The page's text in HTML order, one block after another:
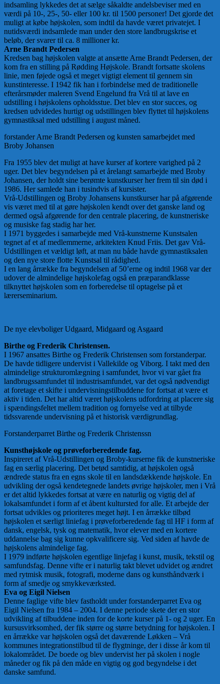
indsamling lykkedes det at sælge såkaldte andelsbeviser med en
værdi på 10-, 25-, 50- eller 100 kr. til 1500 personer! Det gjorde det
muligt at købe højskolen, som indtil da havde været privatejet. I
nutidsværdi indsamlede man under den store landbrugskrise et
beløb, der svarer til ca. 8 millioner kr.
Arne Brandt Pedersen
Kredsen bag højskolen valgte at ansætte Arne Brandt Pedersen, der
kom fra en stilling på Rødding Højskole. Brandt fortsatte skolens
linie, men føjede også et meget vigtigt element til gennem sin
kunstinteresse. I 1942 fik han i forbindelse med de traditionelle
efterårsmøder maleren Svend Engelund fra Vrå til at lave en
udstilling i højskolens opholdsstue. Det blev en stor succes, og
kredsen udvidedes hurtigt og udstillingen blev flyttet til højskolens
gymnastiksal med udstilling i august måned.
forstander Arne Brandt Pedersen og kunsten samarbejdet med
Broby Johansen
Fra 1955 blev det muligt at have kurser af kortere varighed på 2
uger. Det blev begyndelsen på et årelangt samarbejde med Broby
Johansen, der holdt sine berømte kunstkurser her frem til sin død i
1986. Her samlede han i tusindvis af kursister.
Vrå-Udstillingen og Broby Johansens kunstkurser har på afgørende
vis været med til at gøre højskolen kendt over det ganske land og
dermed også afgørende for den centrale placering, de kunstneriske
og musiske fag stadig har her.
I 1971 byggedes i samarbejde med Vrå-kunstnerne Kunstsalen
tegnet af et af medlemmerne, arkitekten Knud Friis. Det gav Vrå-
Udstillingen et vældigt løft, at man nu både havde gymnastiksalen
og den nye store flotte Kunstsal til rådighed.
I en lang årrække fra begyndelsen af 50’erne og indtil 1968 var der
udover de almindelige højskolefag også en præparandklasse
tilknyttet højskolen som en forberedelse til optagelse på et
lærerseminarium.
De nye elevboliger Udgaard, Midgaard og Asgaard
Birthe og Frederik Christensen.
I 1967 ansattes Birthe og Frederik Christensen som forstanderpar.
De havde tidligere undervist i Vallekilde og Viborg. I takt med den
almindelige strukturomlægning i samfundet, hvor vi var gået fra
landbrugssamfundet til industrisamfundet, var det også nødvendigt
at foretage et skifte i undervisningstilbuddene for fortsat at være et
aktiv i tiden. Det har altid været højskolens udfordring at placere sig
i spændingsfeltet mellem tradition og fornyelse ved at tilbyde
tidssvarende undervisning på et historisk værdigrundlag.
Forstanderparret Birthe og Frederik Christenssn
Kunsthøjskole og prøveforberedende fag.
Inspireret af Vrå-Udstillingen og Broby-kurserne fik de kunstneriske
fag en særlig placering. Det betød samtidig, at højskolen også
ændrede status fra en egns skole til en landsdækkende højskole. En
udvikling der også kendetegnede landets øvrige højskoler, men i Vrå
er det altid lykkedes fortsat at være en naturlig og vigtig del af
lokalsamfundet i form af et åbent kultursted for alle. Et arbejde der
fortsat udvikles og prioriteres meget højt. I en årrække tilbød
højskolen et særligt liniefag i prøveforberedende fag til HF i form af
dansk, engelsk, tysk og matematik, hvor elever med en kortere
uddannelse bag sig kunne opkvalificere sig. Ved siden af havde de
højskolens almindelige fag.
I 1979 indførte højskolen egentlige linjefag i kunst, musik, tekstil og
samfundsfag. Denne vifte er i naturlig takt blevet udvidet og ændret
med rytmisk musik, fotografi, moderne dans og kunsthåndværk i
form af smedje og smykkeværksted.
Eva og Eigil Nielsen
Denne faglige vifte blev fastholdt under forstanderparret Eva og
Eigil Nielsen fra 1984 – 2004. I denne periode skete der en stor
udvikling af tilbuddene inden for de korte kurser på 1- og 2 uger. En
kursusvirksomhed, der fik større og større betydning for højskolen. I
en årrække var højskolen også det daværende Løkken – Vrå
kommunes integrationstilbud til de flygtninge, der i disse år kom til
lokalområdet. De boede og blev undervist her på skolen i nogle
måneder og fik på den måde en vigtig og god begyndelse i det
danske samfund.